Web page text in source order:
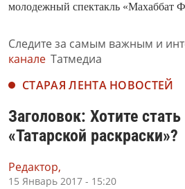
молодежный спектакль «Махаббат
Следите за самым важным и
канале Татмедиа
СТАРАЯ ЛЕНТА НОВОСТЕЙ
Заголовок: Хотите
«Татарской раскраски»?
Редактор,
15 Январь 2017 - 15:20